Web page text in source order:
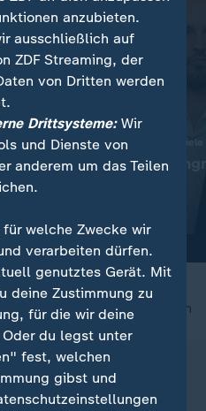
Ukraine trifft neue Ziele
"Deutlicher
nach oben
anzubieten.
ausschließlich auf
ZDF Streaming, der
von Dritten werden
Drittsysteme:Wir
und Dienste von
anderem um das Teilen
welche Zwecke wir
verarbeiten dürfen.
genutztes Gerät. Mit
deine Zustimmung zu
für die wir deine
du legst unter
fest, welchen
gibst und